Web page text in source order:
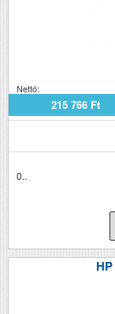
Nettó:
215 766 Ft
0..
HP